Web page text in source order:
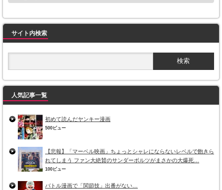
サイト内検索
人気記事一覧
初めて読んだヤンキー漫画
500ビュー
【悲報】「マーベル映画」ちょっとシャレにならないレベルで飽きら
れてしまう ファン大絶賛のサンダーボルツがまさかの大爆死…
100ビュー
バトル漫画で「関節技」出番がない…